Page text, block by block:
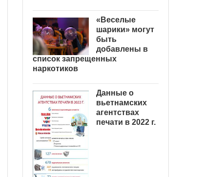
«Веселые
шарики» могут
быть
добавлены в
список запрещенных
наркотиков
Данные о
вьетнамских
агентствах
печати в 2022 г.